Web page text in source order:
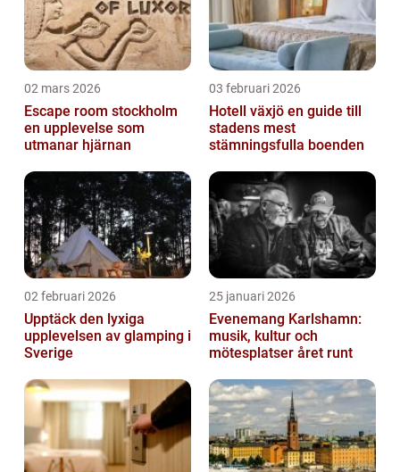
02 mars 2026
Escape room stockholm
en upplevelse som
utmanar hjärnan
03 februari 2026
Hotell växjö en guide till
stadens mest
stämningsfulla boenden
02 februari 2026
Upptäck den lyxiga
upplevelsen av glamping i
Sverige
25 januari 2026
Evenemang Karlshamn:
musik, kultur och
mötesplatser året runt